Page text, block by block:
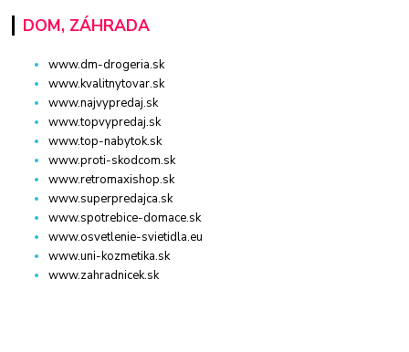
DOM, ZÁHRADA
www.dm-drogeria.sk
www.kvalitnytovar.sk
www.najvypredaj.sk
www.topvypredaj.sk
www.top-nabytok.sk
www.proti-skodcom.sk
www.retromaxishop.sk
www.superpredajca.sk
www.spotrebice-domace.sk
www.osvetlenie-svietidla.eu
www.uni-kozmetika.sk
www.zahradnicek.sk